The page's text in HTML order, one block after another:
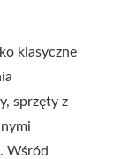
klasyczne
sprzęty z
Wśród